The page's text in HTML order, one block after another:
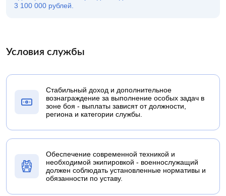
3 100 000 рублей.
Условия службы
Стабильный доход и дополнительное
вознаграждение за выполнение особых задач в
зоне боя - выплаты зависят от должности,
региона и категории службы.
Обеспечение современной техникой и
необходимой экипировкой - военнослужащий
должен соблюдать установленные нормативы и
обязанности по уставу.